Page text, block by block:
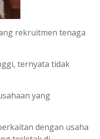
rekruitmen tenaga
ternyata tidak
yang
dengan usaha